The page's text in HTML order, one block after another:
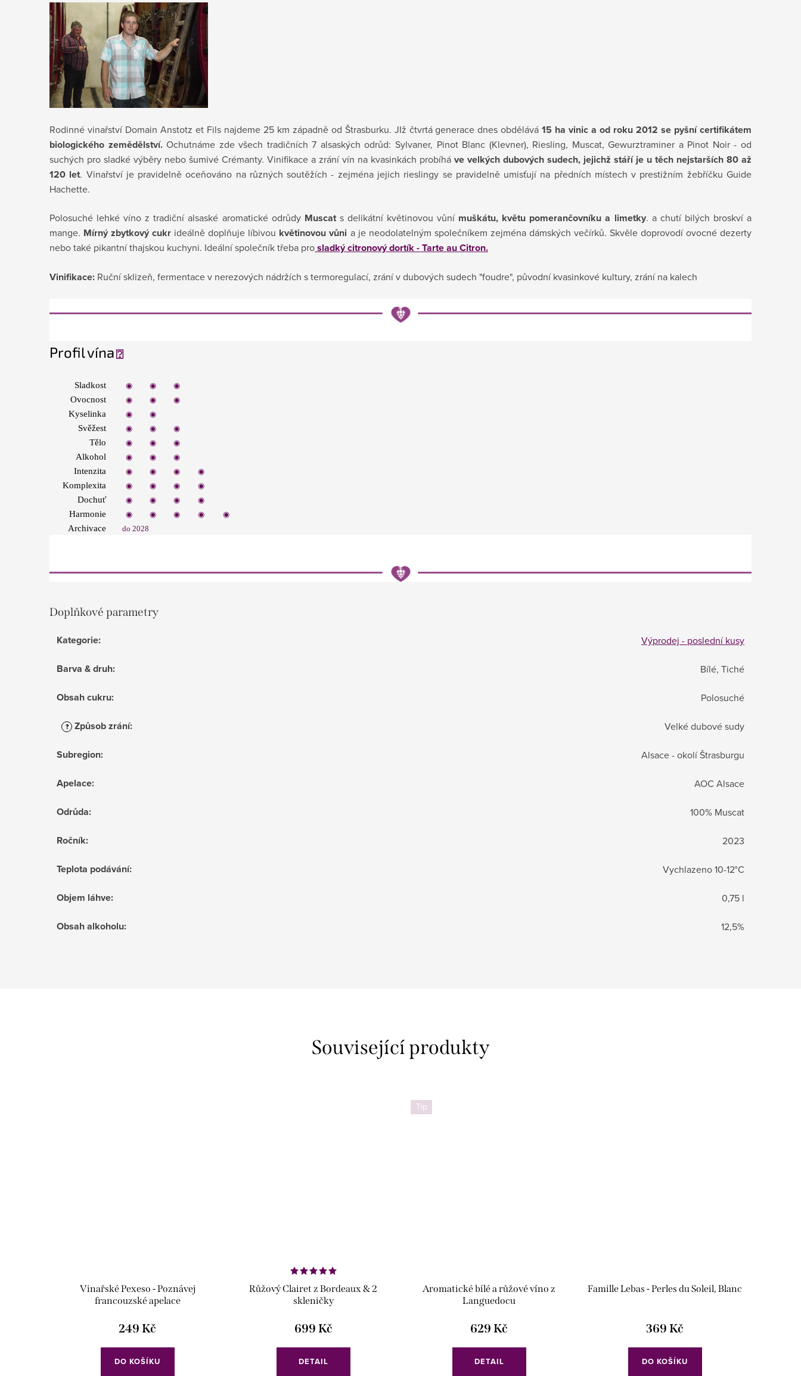
Rodinné vinařství Domain Anstotz et Fils najdeme 25 km západně od Štrasburku. JIž čtvrtá generace dnesobdělává15 ha vinic a od roku 2012 se pyšní certifikátem
biologického zemědělství.Ochutnáme zde všech tradičních 7 alsaských odrůd: Sylvaner, Pinot Blanc (Klevner), Riesling, Muscat, Gewurztraminer a Pinot Noir - od
suchých pro sladké výběry nebo šumivé Crémanty. Vinifikace a zrání vín na kvasinkách probíhá ve velkých dubových sudech, jejichž stáří je u těch nejstarších 80 až
120 let. Vinařství je pravidelně oceňováno na různých soutěžích - zejména jejich rieslingy se pravidelně umisťují na předních místech v prestižním žebříčku Guide
Hachette.
Polosuché lehké víno z tradiční alsaské aromatické odrůdy Muscats delikátní květinovou vůní muškátu, květu pomerančovníku a limetky. a chutí bilých broskví a
mange. Mírný zbytkový cukr ideálně doplňuje líbivou květinovou vůni a je neodolatelným společníkem zejména dámských večírků. Skvěle doprovodí ovocné dezerty
nebo také pikantní thajskou kuchyni. Ideální společník třeba prosladký citronový dortík - Tarte au Citron.
Vinifikace: Ruční sklizeň, fermentace v nerezových nádržích s termoregulací, zrání v dubových sudech "foudre", původní kvasinkové kultury, zrání na kalech
Profil vína⍰
Sladkost ◉ ◉ ◉
Ovocnost ◉ ◉ ◉
Kyselinka ◉ ◉
Svěžest ◉ ◉ ◉
Tělo ◉ ◉ ◉
Alkohol ◉ ◉ ◉
Intenzita ◉ ◉ ◉ ◉
Komplexita ◉ ◉ ◉ ◉
Dochuť ◉ ◉ ◉ ◉
Harmonie ◉ ◉ ◉ ◉ ◉
Archivace do 2028
Doplňkové parametry
Kategorie: Výprodej - poslední kusy
Barva & druh: Bílé, Tiché
Obsah cukru: Polosuché
? Způsob zrání: Velké dubové sudy
Subregion: Alsace - okolí Štrasburgu
Apelace: AOC Alsace
Odrůda: 100% Muscat
Ročník: 2023
Teplota podávání: Vychlazeno 10-12°C
Objem láhve: 0,75 l
Obsah alkoholu: 12,5%
Související produkty
Vinařské Pexeso - Poznávej
francouzské apelace
249 Kč
DO KOŠÍKU
Růžový Clairet z Bordeaux & 2
skleničky
699 Kč
DETAIL
Tip
Aromatické bílé a růžové víno z
Languedocu
629 Kč
DETAIL
Famille Lebas - Perles du Soleil, Blanc
369 Kč
DO KOŠÍKU